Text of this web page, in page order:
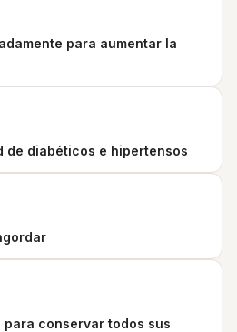
para aumentar la
de diabéticos e hipertensos
conservar todos sus